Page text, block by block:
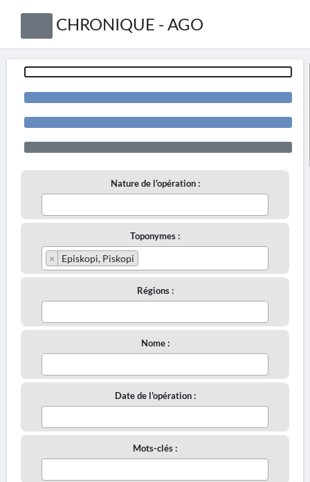
CHRONIQUE - AGO
Nature de l'opération :
Toponymes :
× Episkopi, Piskopi
Régions :
Nome :
Date de l'opération :
Mots-clés :